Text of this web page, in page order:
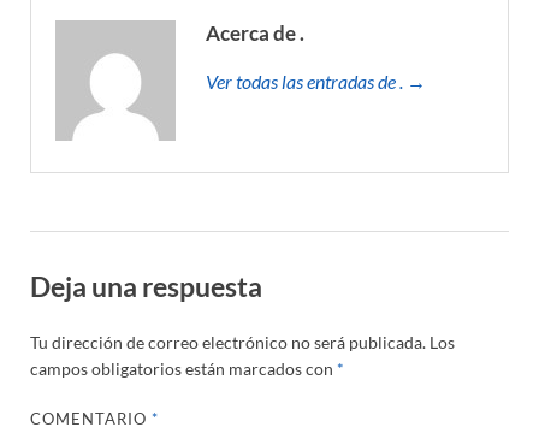
Acerca de .
Ver todas las entradas de . →
Deja una respuesta
Tu dirección de correo electrónico no será publicada. Los
campos obligatorios están marcados con *
COMENTARIO*